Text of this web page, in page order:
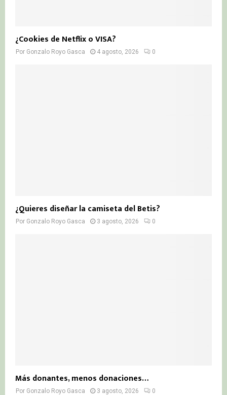
¿Cookies de Netflix o VISA?
Por Gonzalo Royo Gasca 4 agosto, 2026 0
¿Quieres diseñar la camiseta del Betis?
Por Gonzalo Royo Gasca 3 agosto, 2026 0
Más donantes, menos donaciones…
Por Gonzalo Royo Gasca 3 agosto, 2026 0